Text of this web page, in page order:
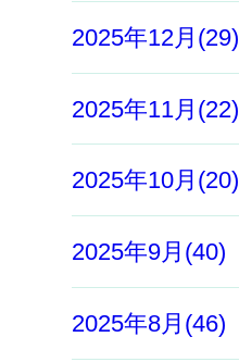
2025年12月(29)
2025年11月(22)
2025年10月(20)
2025年9月(40)
2025年8月(46)